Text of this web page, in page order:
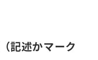
記述かマーク